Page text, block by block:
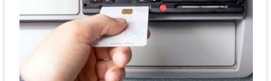
Dpto Comunicación y Prensa de AT
comunicacion@academiadeltransportista.com